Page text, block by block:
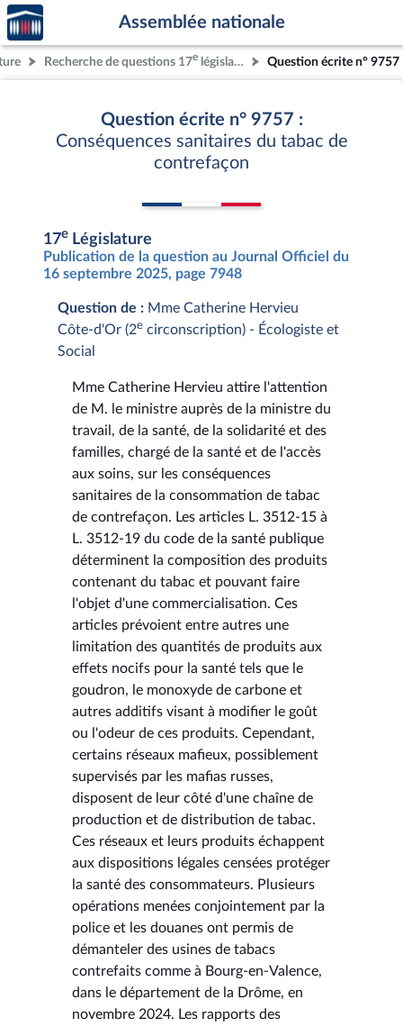
Aller au contenu
Aller en bas de la page
Accèder
à la
page
d'accueil
Assemblée nationale
Recherche de questions 17e législature Question écrite n° 9757
Question écrite n° 9757 :
Conséquences sanitaires du tabac de
contrefaçon
17e Législature
Publication de la question au Journal Officiel du
16 septembre 2025, page 7948
Question de : Mme Catherine Hervieu
Côte-d'Or (2e circonscription) - Écologiste et
Social
Mme Catherine Hervieu attire l'attention
de M. le ministre auprès de la ministre du
travail, de la santé, de la solidarité et des
familles, chargé de la santé et de l'accès
aux soins, sur les conséquences
sanitaires de la consommation de tabac
de contrefaçon. Les articles L. 3512-15 à
L. 3512-19 du code de la santé publique
déterminent la composition des produits
contenant du tabac et pouvant faire
l'objet d'une commercialisation. Ces
articles prévoient entre autres une
limitation des quantités de produits aux
effets nocifs pour la santé tels que le
goudron, le monoxyde de carbone et
autres additifs visant à modifier le goût
ou l'odeur de ces produits. Cependant,
certains réseaux mafieux, possiblement
supervisés par les mafias russes,
disposent de leur côté d'une chaîne de
production et de distribution de tabac.
Ces réseaux et leurs produits échappent
aux dispositions légales censées protéger
la santé des consommateurs. Plusieurs
opérations menées conjointement par la
police et les douanes ont permis de
démanteler des usines de tabacs
contrefaits comme à Bourg-en-Valence,
dans le département de la Drôme, en
novembre 2024. Les rapports des